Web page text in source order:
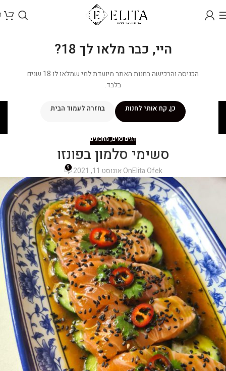
היי, כבר מלאו לך 18?
הכניסה והרכישה בחנות האתר מיועדת למי שמלאו לו 18 שנים
בלבד.
כן, קח אותי לחנות בחזרה לעמוד הביתבלוג
דגים נאים,מתכונים
סשימי סלמון בפונזו
Elita OfekOn אוגוסט 11, 2021 9